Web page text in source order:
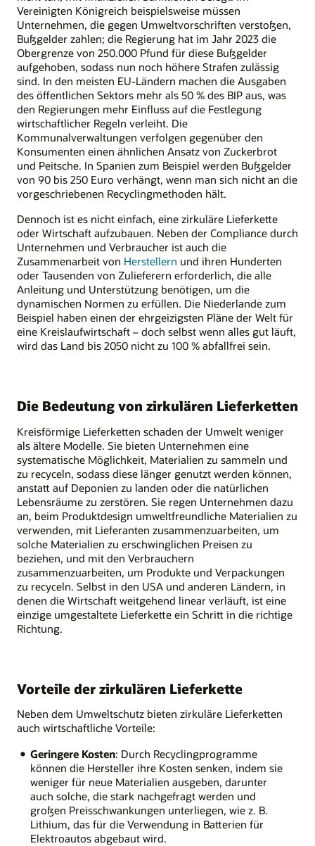
Vereinigten Königreich beispielsweise müssen
Unternehmen, die gegen Umweltvorschriften verstoßen,
Bußgelder zahlen; die Regierung hat im Jahr 2023 die
Obergrenze von 250.000 Pfund für diese Bußgelder
aufgehoben, sodass nun noch höhere Strafen zulässig
sind. In den meisten EU-Ländern machen die Ausgaben
des öffentlichen Sektors mehr als 50 % des BIP aus, was
den Regierungen mehr Einfluss auf die Festlegung
wirtschaftlicher Regeln verleiht. Die
Kommunalverwaltungen verfolgen gegenüber den
Konsumenten einen ähnlichen Ansatz von Zuckerbrot
und Peitsche. In Spanien zum Beispiel werden Bußgelder
von 90 bis 250 Euro verhängt, wenn man sich nicht an die
vorgeschriebenen Recyclingmethoden hält.
Dennoch ist es nicht einfach, eine zirkuläre Lieferkette
oder Wirtschaft aufzubauen. Neben der Compliance durch
Unternehmen und Verbraucher ist auch die
Zusammenarbeit von Herstellern und ihren Hunderten
oder Tausenden von Zulieferern erforderlich, die alle
Anleitung und Unterstützung benötigen, um die
dynamischen Normen zu erfüllen. Die Niederlande zum
Beispiel haben einen der ehrgeizigsten Pläne der Welt für
eine Kreislaufwirtschaft – doch selbst wenn alles gut läuft,
wird das Land bis 2050 nicht zu 100 % abfallfrei sein.
Die Bedeutung von zirkulären Lieferketten
Kreisförmige Lieferketten schaden der Umwelt weniger
als ältere Modelle. Sie bieten Unternehmen eine
systematische Möglichkeit, Materialien zu sammeln und
zu recyceln, sodass diese länger genutzt werden können,
anstatt auf Deponien zu landen oder die natürlichen
Lebensräume zu zerstören. Sie regen Unternehmen dazu
an, beim Produktdesign umweltfreundliche Materialien zu
verwenden, mit Lieferanten zusammenzuarbeiten, um
solche Materialien zu erschwinglichen Preisen zu
beziehen, und mit den Verbrauchern
zusammenzuarbeiten, um Produkte und Verpackungen
zu recyceln. Selbst in den USA und anderen Ländern, in
denen die Wirtschaft weitgehend linear verläuft, ist eine
einzige umgestaltete Lieferkette ein Schritt in die richtige
Richtung.
Vorteile der zirkulären Lieferkette
Neben dem Umweltschutz bieten zirkuläre Lieferketten
auch wirtschaftliche Vorteile:
Geringere Kosten: Durch Recyclingprogramme
können die Hersteller ihre Kosten senken, indem sie
weniger für neue Materialien ausgeben, darunter
auch solche, die stark nachgefragt werden und
großen Preisschwankungen unterliegen, wie z. B.
Lithium, das für die Verwendung in Batterien für
Elektroautos abgebaut wird.